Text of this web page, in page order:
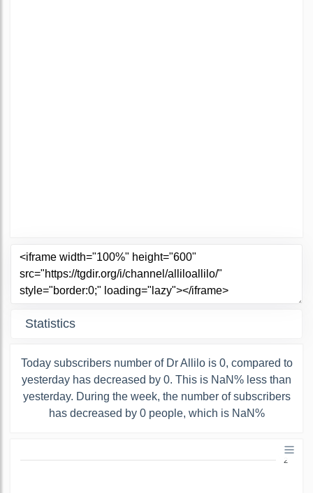
Statistics
Today subscribers number of Dr Allilo is 0, compared to
yesterday has decreased by 0. This is NaN% less than
yesterday. During the week, the number of subscribers
has decreased by 0 people, which is NaN%
2